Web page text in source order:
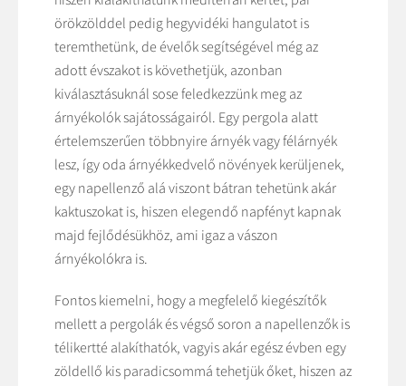
örökzölddel pedig hegyvidéki hangulatot is
teremthetünk, de évelők segítségével még az
adott évszakot is követhetjük, azonban
kiválasztásuknál sose feledkezzünk meg az
árnyékolók sajátosságairól. Egy pergola alatt
értelemszerűen többnyire árnyék vagy félárnyék
lesz, így oda árnyékkedvelő növények kerüljenek,
egy napellenző alá viszont bátran tehetünk akár
kaktuszokat is, hiszen elegendő napfényt kapnak
majd fejlődésükhöz, ami igaz a vászon
árnyékolókra is.
Fontos kiemelni, hogy a megfelelő kiegészítők
mellett a pergolák és végső soron a napellenzők is
télikertté alakíthatók, vagyis akár egész évben egy
zöldellő kis paradicsommá tehetjük őket, hiszen az